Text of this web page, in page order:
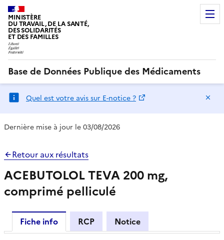
MINISTÈRE
DU TRAVAIL, DE LA SANTÉ,
DES SOLIDARITÉS
ET DES FAMILLES
Base de Données Publique des Médicaments
Quel est votre avis sur E-notice ?
Dernière mise à jour le 03/08/2026
Retour aux résultats
ACEBUTOLOL TEVA 200 mg,
comprimé pelliculé
Fiche info RCP Notice